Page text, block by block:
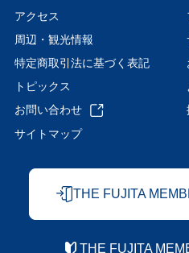
アクセス
周辺・観光情報
特定商取引法に基づく表記
トピックス
お問い合わせ
サイトマップ
THE FUJITA
THE FUJITA